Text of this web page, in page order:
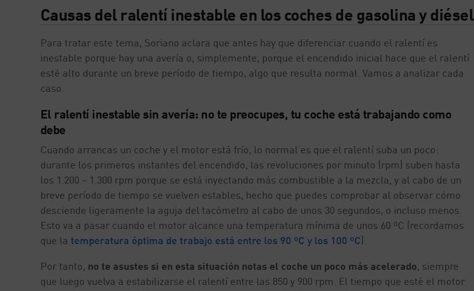
Causas del ralentí inestable en los coches de gasolina y diésel
Para tratar este tema, Soriano aclara que antes hay que diferenciar cuando el ralentí es
inestable porque hay una avería o, simplemente, porque el encendido inicial hace que el ralentí
esté alto durante un breve período de tiempo, algo que resulta normal. Vamos a analizar cada
caso.
El ralentí inestable sin avería: no te preocupes, tu coche está trabajando como
debe
Cuando arrancas un coche y el motor está frío, lo normal es que el ralentí suba un poco:
durante los primeros instantes del encendido, las revoluciones por minuto (rpm) suben hasta
los 1.200 – 1.300 rpm porque se está inyectando más combustible a la mezcla, y al cabo de un
breve período de tiempo se vuelven estables, hecho que puedes comprobar al observar cómo
desciende ligeramente la aguja del tacómetro al cabo de unos 30 segundos, o incluso menos.
Esto va a pasar cuando el motor alcance una temperatura mínima de unos 60 ºC (recordamos
que la temperatura óptima de trabajo está entre los 90 ºC y los 100 ºC).
Por tanto, no te asustes si en esta situación notas el coche un poco más acelerado, siempre
que luego vuelva a estabilizarse el ralentí entre las 850 y 900 rpm. El tiempo que esté el motor